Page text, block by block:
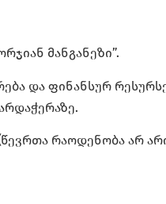
მანგანეზი”.
და ფინანსურ
რაოდენობა არ